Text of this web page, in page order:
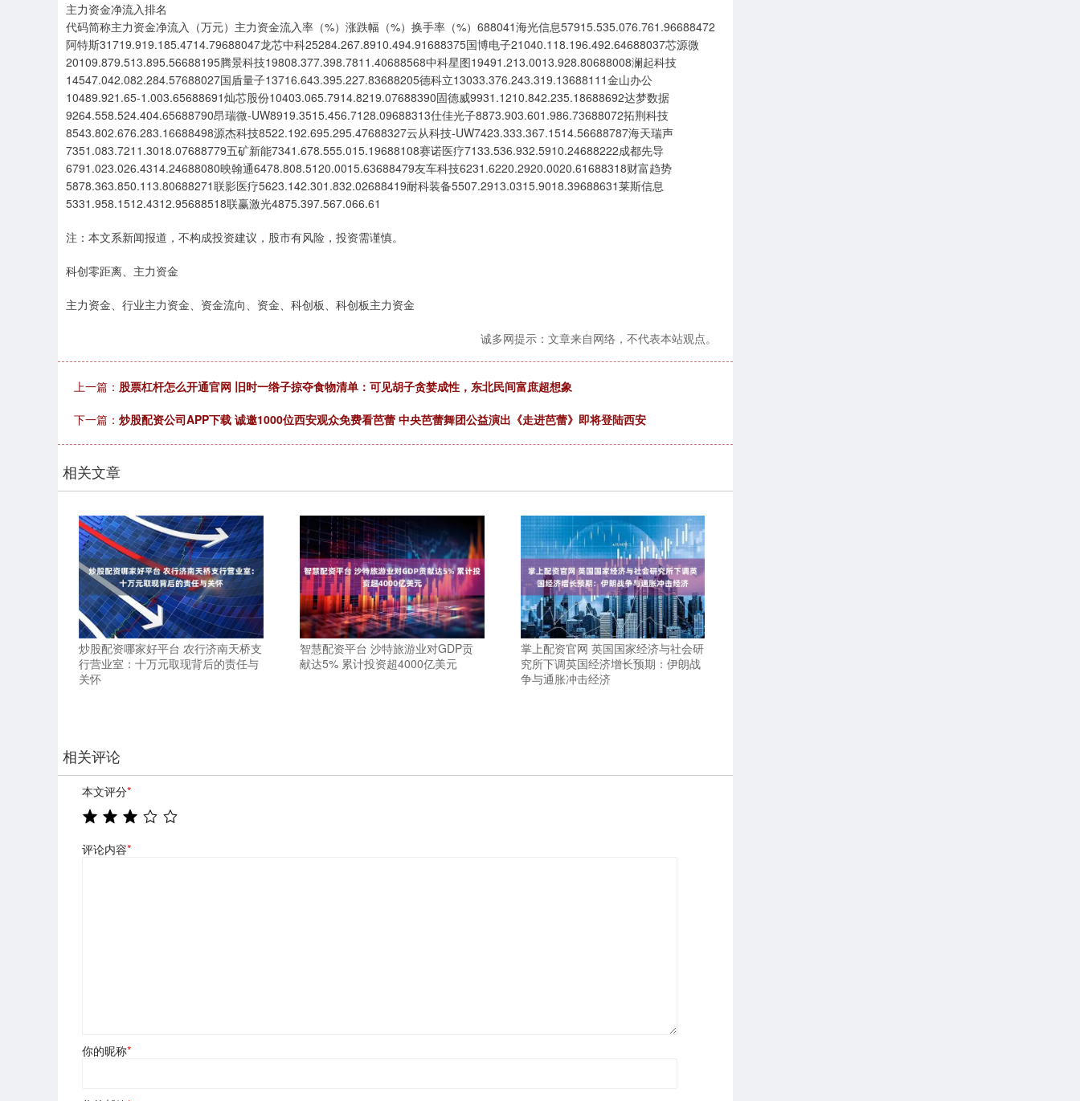
主力资金净流入排名
代码简称主力资金净流入（万元）主力资金流入率（%）涨跌幅（%）换手率（%）688041海光信息57915.535.076.761.96688472
阿特斯31719.919.185.4714.79688047龙芯中科25284.267.8910.494.91688375国博电子21040.118.196.492.64688037芯源微
20109.879.513.895.56688195腾景科技19808.377.398.7811.40688568中科星图19491.213.0013.928.80688008澜起科技
14547.042.082.284.57688027国盾量子13716.643.395.227.83688205德科立13033.376.243.319.13688111金山办公
10489.921.65-1.003.65688691灿芯股份10403.065.7914.8219.07688390固德威9931.1210.842.235.18688692达梦数据
9264.558.524.404.65688790昂瑞微-UW8919.3515.456.7128.09688313仕佳光子8873.903.601.986.73688072拓荆科技
8543.802.676.283.16688498源杰科技8522.192.695.295.47688327云从科技-UW7423.333.367.1514.56688787海天瑞声
7351.083.7211.3018.07688779五矿新能7341.678.555.015.19688108赛诺医疗7133.536.932.5910.24688222成都先导
6791.023.026.4314.24688080映翰通6478.808.5120.0015.63688479友车科技6231.6220.2920.0020.61688318财富趋势
5878.363.850.113.80688271联影医疗5623.142.301.832.02688419耐科装备5507.2913.0315.9018.39688631莱斯信息
5331.958.1512.4312.95688518联赢激光4875.397.567.066.61
注：本文系新闻报道，不构成投资建议，股市有风险，投资需谨慎。
科创零距离、主力资金
主力资金、行业主力资金、资金流向、资金、科创板、科创板主力资金
诚多网提示：文章来自网络，不代表本站观点。
上一篇： 股票杠杆怎么开通官网 旧时一绺子掠夺食物清单：可见胡子贪婪成性，东北民间富庶超想象
下一篇： 炒股配资公司APP下载 诚邀1000位西安观众免费看芭蕾 中央芭蕾舞团公益演出《走进芭蕾》即将登陆西安
相关文章
炒股配资哪家好平台 农行济南天桥支
行营业室：十万元取现背后的责任与
关怀
智慧配资平台 沙特旅游业对GDP贡
献达5% 累计投资超4000亿美元
掌上配资官网 英国国家经济与社会研
究所下调英国经济增长预期：伊朗战
争与通胀冲击经济
相关评论
本文评分*
评论内容*
你的昵称*